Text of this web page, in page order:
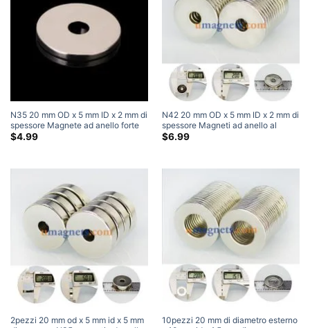
N35 20 mm OD x 5 mm ID x 2 mm di
spessore Magnete ad anello forte
Magnete svasato Magnete al
$4.99
N42 20 mm OD x 5 mm ID x 2 mm di
spessore Magneti ad anello al
neodimio Magneti a tubo super
$6.99
2pezzi 20 mm od x 5 mm id x 5 mm
10pezzi 20 mm di diametro esterno